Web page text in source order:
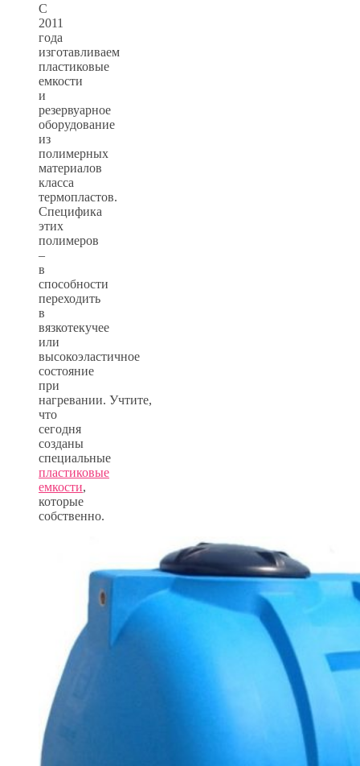
С
2011
года
изготавливаем
пластиковые
емкости
и
резервуарное
оборудование
из
полимерных
материалов
класса
термопластов.
Специфика
этих
полимеров
–
в
способности
переходить
в
вязкотекучее
или
высокоэластичное
состояние
при
нагревании. Учтите,
что
сегодня
созданы
специальные
пластиковые
емкости,
которые
собственно.